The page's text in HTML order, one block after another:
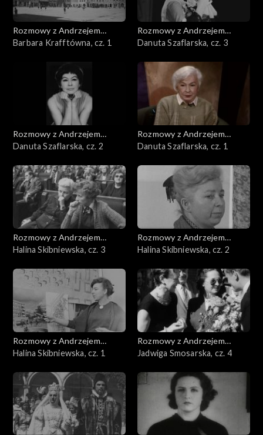
Rozmowy z Andrzejem
Doboszem
Barbara Krafftówna, cz. 1
Rozmowy z Andrzejem
Doboszem
Danuta Szaflarska, cz. 3
Rozmowy z Andrzejem
Doboszem
Danuta Szaflarska, cz. 2
Rozmowy z Andrzejem
Doboszem
Danuta Szaflarska, cz. 1
Rozmowy z Andrzejem
Doboszem
Halina Skibniewska, cz. 3
Rozmowy z Andrzejem
Doboszem
Halina Skibniewska, cz. 2
Rozmowy z Andrzejem
Doboszem
Halina Skibniewska, cz. 1
Rozmowy z Andrzejem
Doboszem
Jadwiga Smosarska, cz. 4